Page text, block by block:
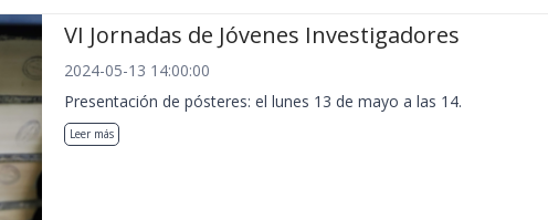
VI Jornadas de Jóvenes Investigadores
2024-05-13 14:00:00
Presentación de pósteres: el lunes 13 de mayo a las 14.
Leer más